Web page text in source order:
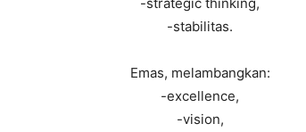
-stabilitas.
Emas, melambangkan:
-excellence,
-vision,